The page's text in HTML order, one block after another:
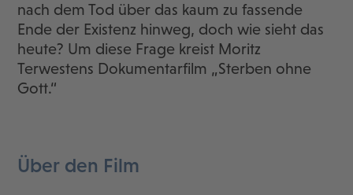
nach dem Tod über das kaum zu fassende
Ende der Existenz hinweg, doch wie sieht das
heute? Um diese Frage kreist Moritz
Terwestens Dokumentarfilm „Sterben ohne
Gott.“
Über den Film